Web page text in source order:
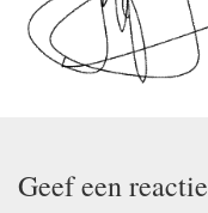
Geef een reactie